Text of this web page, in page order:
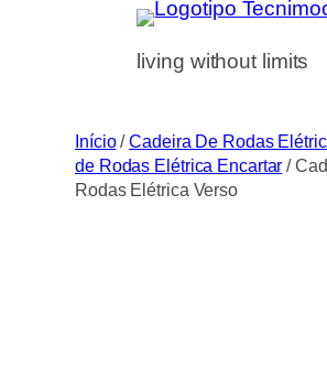
living without limits
Início/Cadeira De Rodas
de Rodas Elétrica Encartar /
Rodas Elétrica Verso